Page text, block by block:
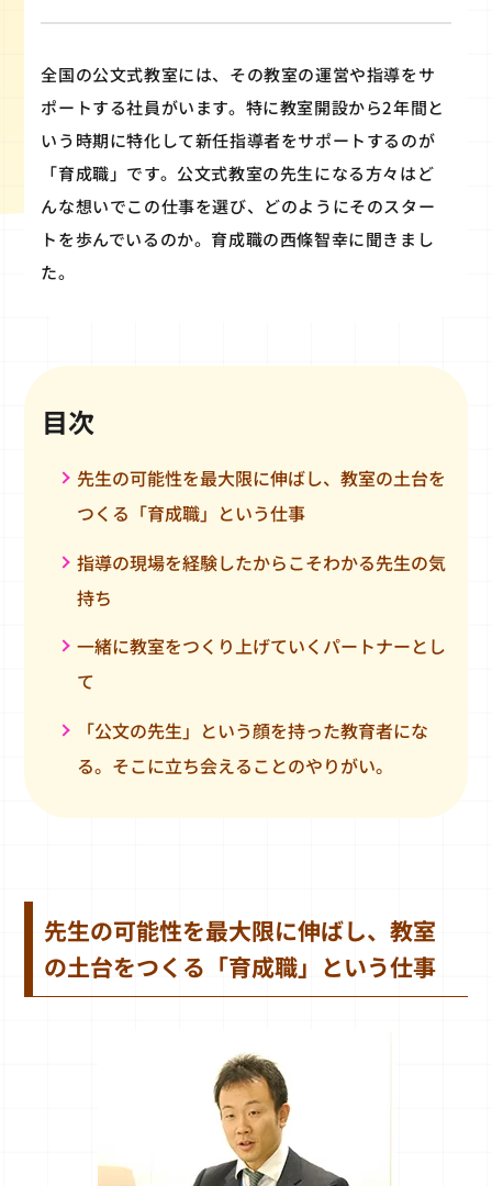
全国の公文式教室には、その教室の運営や指導をサ
ポートする社員がいます。特に教室開設から2年間と
いう時期に特化して新任指導者をサポートするのが
「育成職」です。公文式教室の先生になる方々はど
んな想いでこの仕事を選び、どのようにそのスター
トを歩んでいるのか。育成職の西條智幸に聞きまし
た。
目次
先生の可能性を最大限に伸ばし、教室の土台を
つくる「育成職」という仕事
指導の現場を経験したからこそわかる先生の気
持ち
一緒に教室をつくり上げていくパートナーとし
て
「公文の先生」という顔を持った教育者にな
る。そこに立ち会えることのやりがい。
先生の可能性を最大限に伸ばし、教室
の土台をつくる「育成職」という仕事